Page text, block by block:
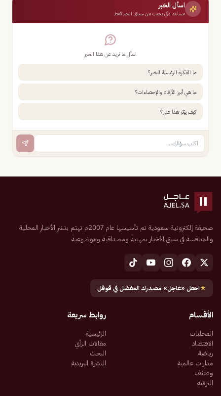
اسأل الخبر
مساعد ذكي يجيب من سياق الخبر فقط
اسأل ما تريد عن هذا الخبر
ما الفكرة الرئيسية للخبر؟
ما هي أبرز الأرقام والإحصاءات؟
كيف يؤثر هذا علي؟
صحيفة إلكترونية سعودية تم تأسيسها عام 2007م تهتم بنشر الأخبار المحلية
والمنافسة في سبق الأخبار بمهنية ومصداقية وموضوعية
★اجعل «عاجل» مصدرك المفضل في قوقل
الأقسام
المحليات
الاقتصاد
رياضة
مدارات عالمية
وظائف
الترفيه
روابط سريعة
الرئيسية
مقالات الرأي
البحث
النشرة البريدية